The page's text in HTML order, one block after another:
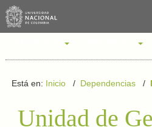
Está en: Inicio/ Dependencias/
Unidad de